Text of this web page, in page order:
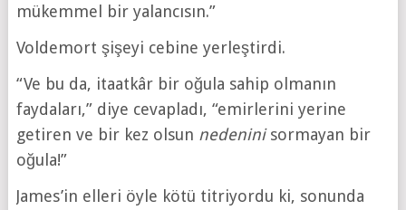
mükemmel bir yalancısın.”
Voldemort şişeyi cebine yerleştirdi.
“Ve bu da, itaatkâr bir oğula sahip olmanın
faydaları,” diye cevapladı, “emirlerini yerine
getiren ve bir kez olsun nedeninisormayan bir
oğula!”
James’in elleri öyle kötü titriyordu ki, sonunda